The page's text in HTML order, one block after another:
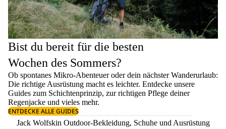
Bist du bereit für die besten
Wochen des Sommers?
Ob spontanes Mikro-Abenteuer oder dein nächster Wanderurlaub:
Die richtige Ausrüstung macht es leichter. Entdecke unsere
Guides zum Schichtenprinzip, zur richtigen Pflege deiner
Regenjacke und vieles mehr.
ENTDECKE ALLE GUIDES
Jack Wolfskin Outdoor-Bekleidung, Schuhe und Ausrüstung